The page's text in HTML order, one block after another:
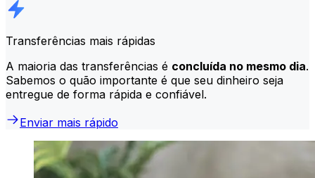
Transferências mais rápidas
A maioria das transferências é concluída no mesmo dia.
Sabemos o quão importante é que seu dinheiro seja
entregue de forma rápida e confiável.
Enviar mais rápido